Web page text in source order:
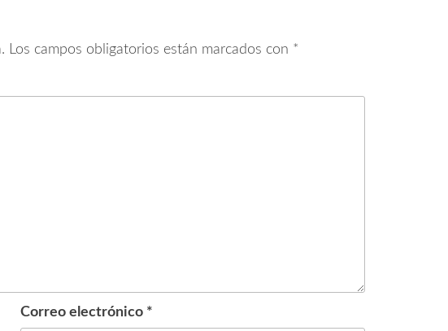
Los campos obligatorios están marcados con *
Correo electrónico *